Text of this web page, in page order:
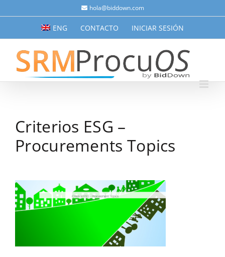
al
hola@biddown.com
ENG CONTACTO INICIAR SESIÓN
Criterios ESG –
Procurements Topics